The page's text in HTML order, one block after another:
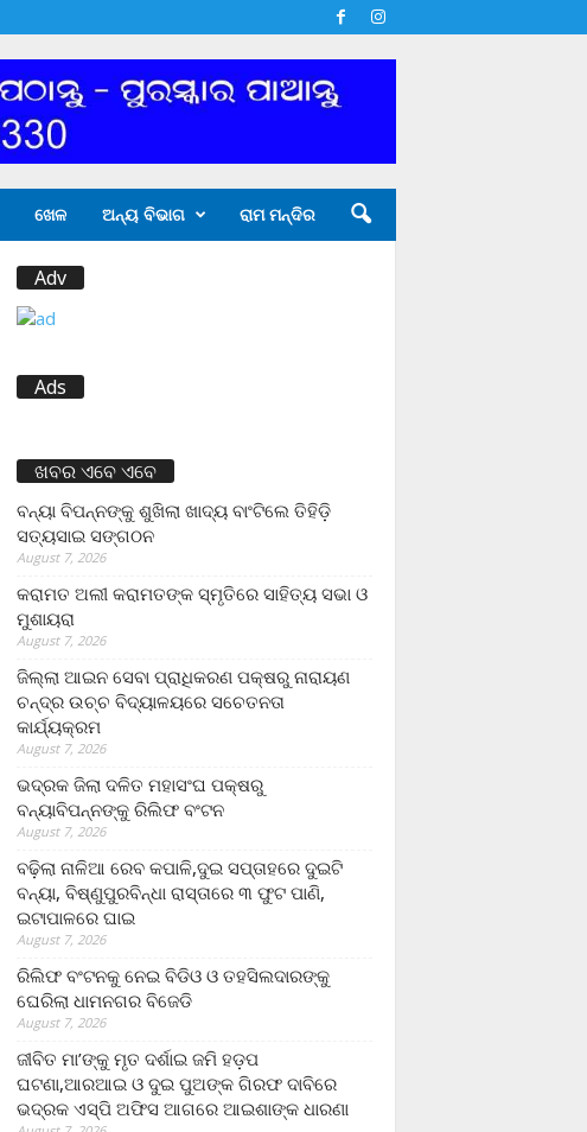
ଖେଳ ଅନ୍ୟ ବିଭାଗ ରାମ ମନ୍ଦିର
Adv
Ads
ଖବର ଏବେ ଏବେ
ବନ୍ୟା ବିପନ୍ନଙ୍କୁ ଶୁଖିଲା ଖାଦ୍ୟ ବାଂଟିଲେ ତିହିଡି଼
ସତ୍ୟସାଇ ସଙ୍ଗଠନ
August 7, 2026
କରାମତ ଅଲୀ କରାମତଙ୍କ ସ୍ମୃତିରେ ସାହିତ୍ୟ ସଭା ଓ
ମୁଶାୟରା
August 7, 2026
ଜିଲ୍ଲା ଆଇନ ସେବା ପ୍ରାଧିକରଣ ପକ୍ଷରୁ ନାରାୟଣ
ଚନ୍ଦ୍ର ଉଚ୍ଚ ବିଦ୍ୟାଳୟରେ ସଚେତନତା
କାର୍ଯ୍ୟକ୍ରମ
August 7, 2026
ଭଦ୍ରକ ଜିଲା ଦଳିତ ମହାସଂଘ ପକ୍ଷରୁ
ବନ୍ୟାବିପନ୍ନଙ୍କୁ ରିଲିଫ ବଂଟନ
August 7, 2026
ବଢ଼ିଲା ନାଳିଆ ରେବ କପାଳି,ଦୁଇ ସପ୍ତାହରେ ଦୁଇଟି
ବନ୍ୟା, ବିଷ୍ଣୁପୁରବିନ୍ଧା ରାସ୍ତାରେ ୩ ଫୁଟ ପାଣି,
ଇଟାପାଳରେ ଘାଇ
August 7, 2026
ରିଲିଫ ବଂଟନକୁ ନେଇ ବିଡିଓ ଓ ତହସିଲଦାରଙ୍କୁ
ଘେରିଲା ଧାମନଗର ବିଜେଡି
August 7, 2026
ଜୀବିତ ମା’ଙ୍କୁ ମୃତ ଦର୍ଶାଇ ଜମି ହଡ଼ପ
ଘଟଣା,ଆରଆଇ ଓ ଦୁଇ ପୁଅଙ୍କ ଗିରଫ ଦାବିରେ
ଭଦ୍ରକ ଏସ୍‌ପି ଅଫିସ ଆଗରେ ଆଇଶାଙ୍କ ଧାରଣା